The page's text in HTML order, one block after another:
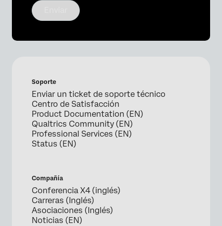
Soporte
Enviar un ticket de soporte técnico
Centro de Satisfacción
Product Documentation (EN)
Qualtrics Community (EN)
Professional Services (EN)
Status (EN)
Compañía
Conferencia X4 (inglés)
Carreras (Inglés)
Asociaciones (Inglés)
Noticias (EN)